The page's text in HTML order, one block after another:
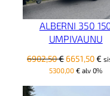
ALBERNI 350
UMPIVAUNU
6902,50€
hinta
6651,50€
5300,00€ alv 0%